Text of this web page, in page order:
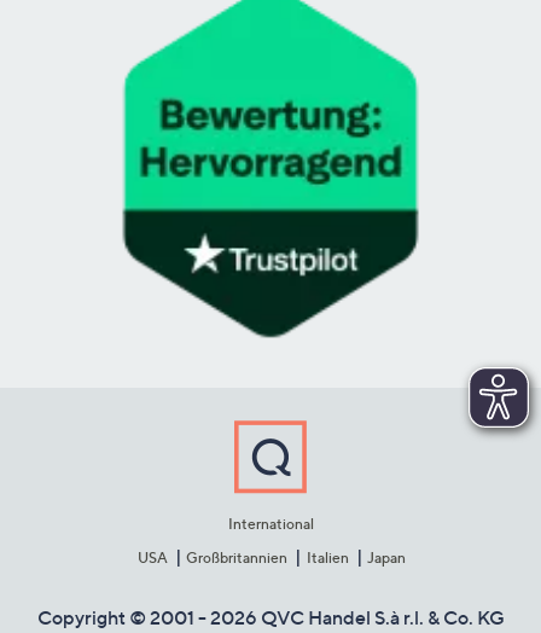
International
USA
Großbritannien Italien Japan
Copyright © 2001 - 2026 QVC Handel S.à r.l. & Co. KG